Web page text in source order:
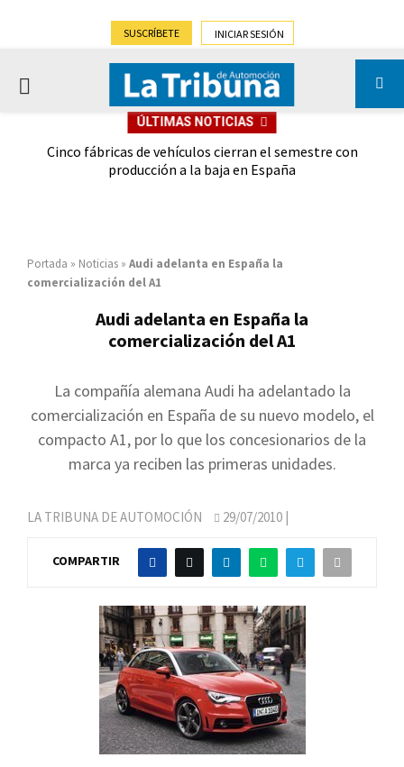
SUSCRÍBETE INICIAR SESIÓN
PRIMARY
ÚLTIMAS NOTICIAS
Cinco fábricas de vehículos cierran el semestre con
producción a la baja en España
Portada » Noticias » Audi adelanta en España la
comercialización del A1
Audi adelanta en España la
comercialización del A1
La compañía alemana Audi ha adelantado la
comercialización en España de su nuevo modelo, el
compacto A1, por lo que los concesionarios de la
marca ya reciben las primeras unidades.
LA TRIBUNA DE AUTOMOCIÓN 29/07/2010 |
COMPARTIR